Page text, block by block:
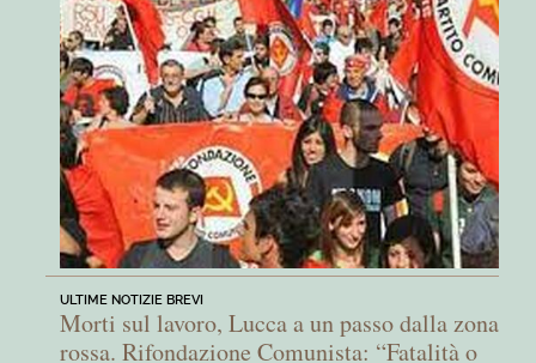
ULTIME NOTIZIE BREVI
Morti sul lavoro, Lucca a un passo dalla zona
rossa. Rifondazione Comunista: “Fatalità o